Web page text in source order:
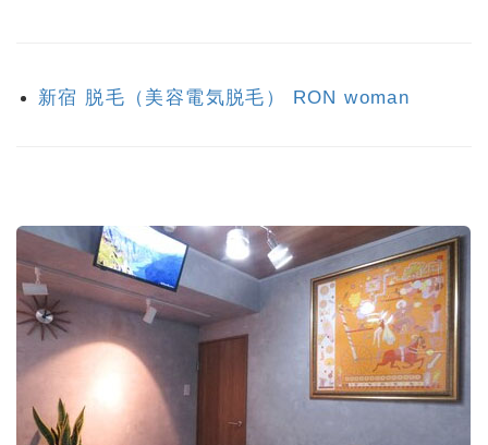
新宿 脱毛（美容電気脱毛） RON woman